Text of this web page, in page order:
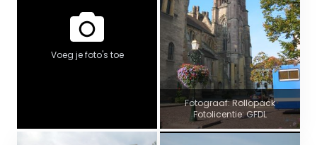
Voeg je foto's toe
Fotograaf: Rollopack
Fotolicentie: GFDL